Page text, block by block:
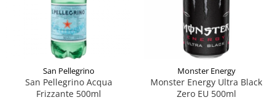
Făină italiană
Condimente & Sare
Zahăr & Îndulcitori
Lapte & Condensat
Gran Cucina
Creme & Esente
San Pellegrino
San Pellegrino Acqua
Frizzante 500ml
Monster Energy
Monster Energy Ultra Black
Zero EU 500ml